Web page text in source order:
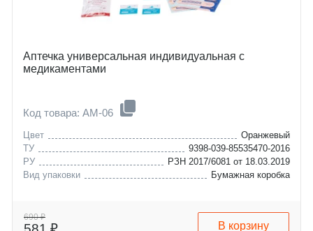
Аптечка универсальная индивидуальная с
медикаментами
Код товара: AM-06
Цвет
Оранжевый
ТУ
9398-039-85535470-2016
РУ
РЗН 2017/6081 от 18.03.2019
Вид упаковки
Бумажная коробка
690 ₽
В корзину